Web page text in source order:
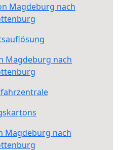
Magdeburg nach
Magdeburg nach
Magdeburg nach